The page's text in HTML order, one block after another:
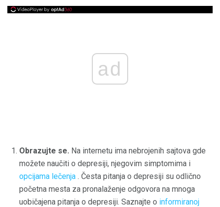
ad
Obrazujte se. Na internetu ima nebrojenih sajtova gde
možete naučiti o depresiji, njegovim simptomima i
opcijama lečenja . Česta pitanja o depresiji su odlično
početna mesta za pronalaženje odgovora na mnoga
uobičajena pitanja o depresiji. Saznajte o informiranoj